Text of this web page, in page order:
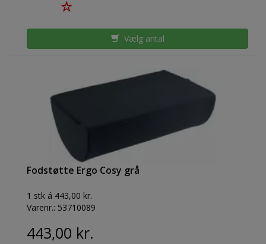
Vælg antal
Fodstøtte Ergo Cosy grå
1 stk á 443,00 kr.
Varenr.: 53710089
443,00 kr.